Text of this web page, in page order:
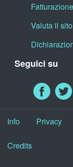
Valuta il sito
Seguici su
Info Privacy
Credits